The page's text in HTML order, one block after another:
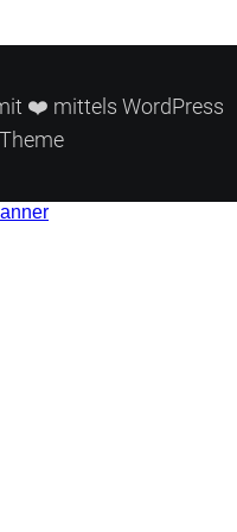
❤️ mittels WordPress
Theme